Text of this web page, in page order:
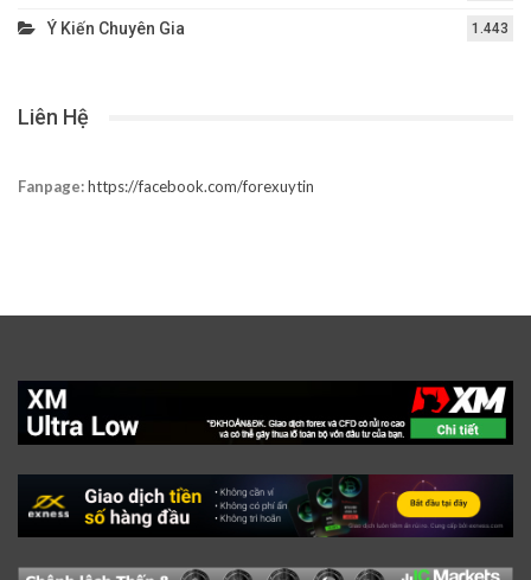
Ý Kiến Chuyên Gia 1.443
Liên Hệ
Fanpage:https://facebook.com/forexuytin